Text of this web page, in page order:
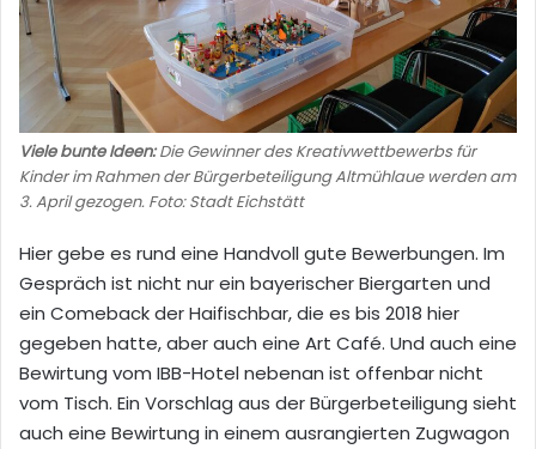
Viele bunte Ideen:Die Gewinner des Kreativwettbewerbs für
Kinder im Rahmen der Bürgerbeteiligung Altmühlaue werden am
3. April gezogen. Foto: Stadt Eichstätt
Hier gebe es rund eine Handvoll gute Bewerbungen. Im
Gespräch ist nicht nur ein bayerischer Biergarten und
ein Comeback der Haifischbar, die es bis 2018 hier
gegeben hatte, aber auch eine Art Café. Und auch eine
Bewirtung vom IBB-Hotel nebenan ist offenbar nicht
vom Tisch. Ein Vorschlag aus der Bürgerbeteiligung sieht
auch eine Bewirtung in einem ausrangierten Zugwagon